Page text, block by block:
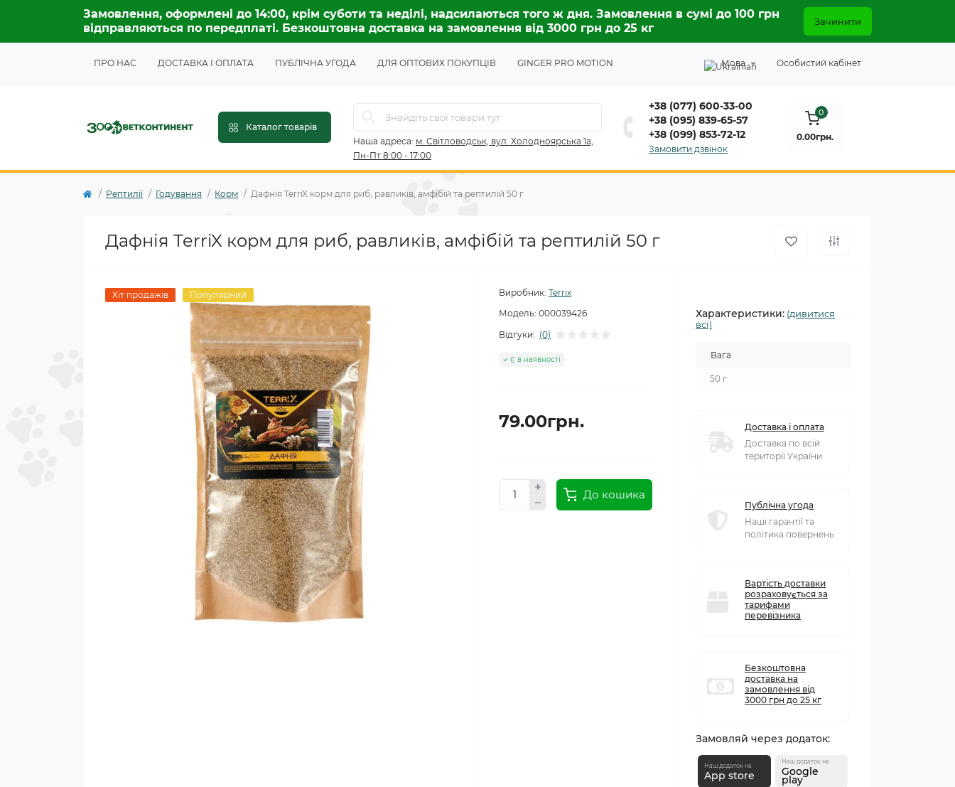
Замовлення, оформлені до 14:00, крім суботи та неділі, надсилаються того ж дня. Замовлення в сумі до 100 грн
відправляються по передплаті. Безкоштовна доставка на замовлення від 3000 грн до 25 кг
Зачинити
ПРО НАС ДОСТАВКА І ОПЛАТА ПУБЛІЧНА УГОДА ДЛЯ ОПТОВИХ ПОКУПЦІВ GINGER PRO MOTION Мова Особистий кабінет
Каталог товарів
Наша адреса: м. Світловодськ, вул. Холодноярська 1а,
Пн-Пт 8:00 - 17:00
+38 (077) 600-33-00
+38 (095) 839-65-57
+38 (099) 853-72-12
Замовити дзвінок
0
0.00грн.
Рептилії Годування Корм Дафнія TerriX корм для риб, равликів, амфібій та рептилій 50 г
Дафнія TerriX корм для риб, равликів, амфібій та рептилій 50 г
Хіт продажів Популярний Виробник: Terrix
Модель: 000039426
Відгуки: (0)
Є в наявності
79.00грн.
До кошика
Характеристики: (дивитися
всі)
Вага
50 г
Доставка і оплата
Доставка по всій
території України
Публічна угода
Наші гарантії та
політика повернень
Вартість доставки
розраховується за
тарифами
перевізника
Безкоштовна
доставка на
замовлення від
3000 грн до 25 кг
Замовляй через додаток:
Наш додаток на
App store
Наш додаток на
Google
play